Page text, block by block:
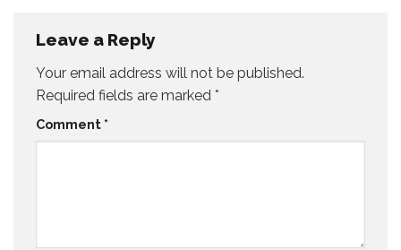
Leave a Reply
Your email address will not be published.
Required fields are marked *
Comment *